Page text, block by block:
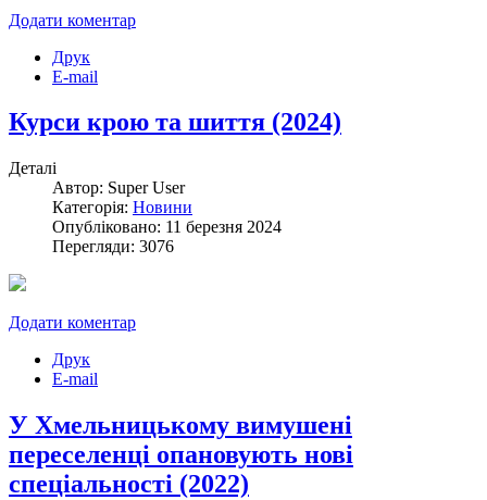
Додати коментар
Друк
E-mail
Курси крою та шиття (2024)
Деталі
Автор: Super User
Категорія: Новини
Опубліковано: 11 березня 2024
Перегляди: 3076
Додати коментар
Друк
E-mail
У Хмельницькому вимушені
переселенці опановують нові
спеціальності (2022)